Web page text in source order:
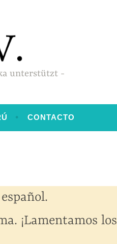
unterstützt
CONTACTO
¡Lamentamos los